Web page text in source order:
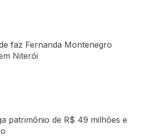
faz Fernanda Montenegro
Niterói
patrimônio de R$ 49 milhões e